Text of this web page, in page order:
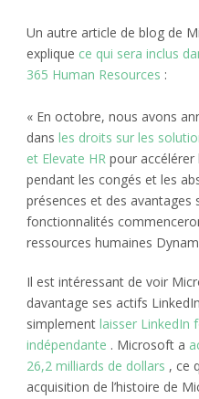
Un autre article de blog de
explique ce qui sera inclus
365 Human Resources :
« En octobre, nous avons
dans les droits sur les
et Elevate HR pour accélérer
pendant les congés et les
présences et des avantages
fonctionnalités
ressources humaines
Il est intéressant de voir
davantage ses actifs
simplement laisser LinkedIn
indépendante . Microsoft a
26,2 milliards de dollars , ce
acquisition de l’histoire de